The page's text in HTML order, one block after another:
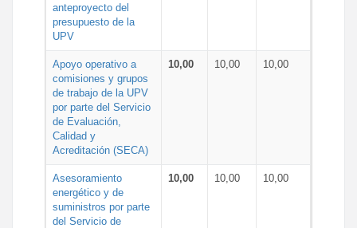
anteproyecto del
presupuesto de la
UPV
Apoyo operativo a
comisiones y grupos
de trabajo de la UPV
por parte del Servicio
de Evaluación,
Calidad y
Acreditación (SECA)
10,00 10,00 10,00
Asesoramiento
energético y de
suministros por parte
del Servicio de
10,00 10,00 10,00